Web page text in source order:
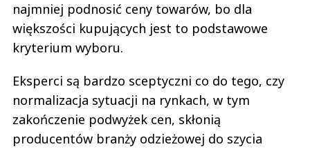
najmniej podnosić ceny towarów, bo dla
większości kupujących jest to podstawowe
kryterium wyboru.
Eksperci są bardzo sceptyczni co do tego, czy
normalizacja sytuacji na rynkach, w tym
zakończenie podwyżek cen, skłonią
producentów branży odzieżowej do szycia